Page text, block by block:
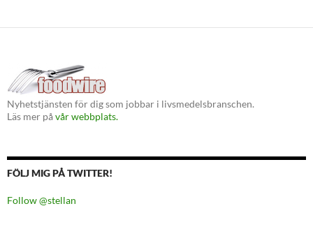
Nyhetstjänsten för dig som jobbar i livsmedelsbranschen.
Läs mer påvår webbplats.
FÖLJ MIG PÅ TWITTER!
Follow @stellan